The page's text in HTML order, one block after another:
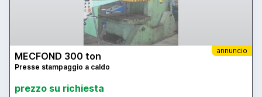
annuncio
MECFOND 300 ton
Presse stampaggio a caldo
prezzo su richiesta